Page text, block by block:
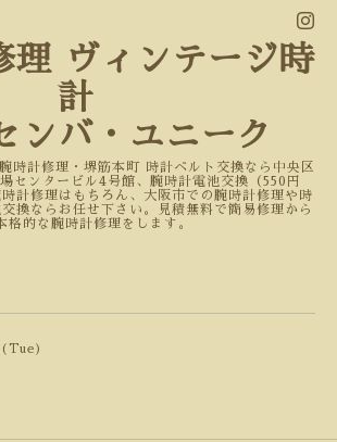
理 ヴィンテージ時
計
ンバ・ユニーク
時計修理・堺筋本町 時計ベルト交換なら中央区
センタービル4号館、腕時計電池交換（550円
計修理はもちろん、大阪市での腕時計修理や時
換ならお任せ下さい。見積無料で簡易修理から
格的な腕時計修理をします。
(Tue)